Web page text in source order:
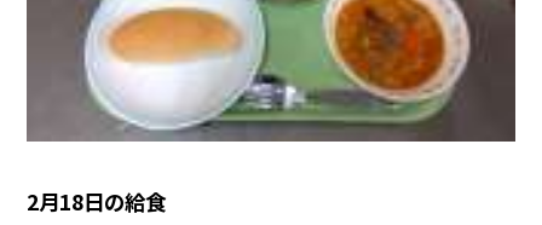
2月18日の給食